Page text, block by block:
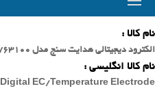
نام کالا :
الکترود دیجیتالی هدایت سنج مدل HI763100 هانا
نام کالا انگلیسی :
Digital EC/Temperature Electrode